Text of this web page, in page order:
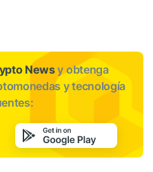
Newsy obtenga
y tecnología